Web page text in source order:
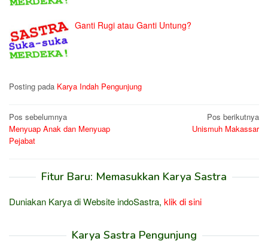
Ganti Rugi atau Ganti Untung?
Posting pada Karya Indah Pengunjung
Navigasi
pos
Pos sebelumnya
Menyuap Anak dan Menyuap
Pejabat
Pos berikutnya
Unismuh Makassar
Fitur Baru: Memasukkan Karya Sastra
Duniakan Karya di Website indoSastra, klik di sini
Karya Sastra Pengunjung